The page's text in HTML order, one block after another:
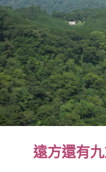
遠方還有